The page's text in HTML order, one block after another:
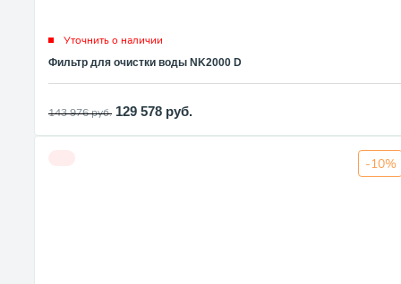
Уточнить о наличии
Фильтр для очистки воды NK2000 D
143 976руб. 129 578 руб.
-10%